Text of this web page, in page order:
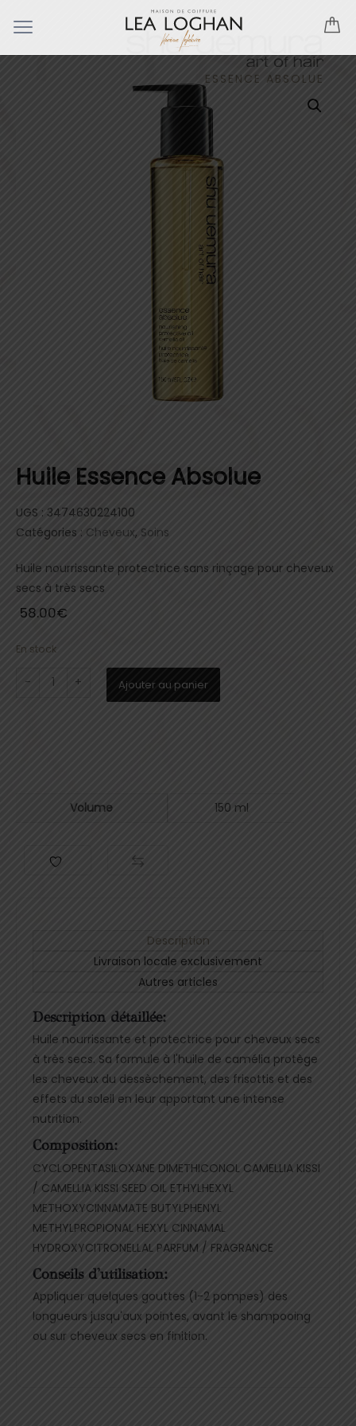
Huile Essence Absolue
UGS : 3474630224100
Catégories : Cheveux, Soins
ESSENCE ABSOLUE
Huile nourrissante protectrice sans rinçage pour cheveux
secs à très secs
58.00€
En stock
Ajouter au panier
Volume 150 ml
Description
Livraison locale exclusivement
Autres articles
Description détaillée:
Huile nourrissante et protectrice pour cheveux secs
à très secs. Sa formule à l'huile de camélia protège
les cheveux du dessèchement, des frisottis et des
effets du soleil en leur apportant une intense
nutrition.
Composition:
CYCLOPENTASILOXANE DIMETHICONOL CAMELLIA KISSI
/ CAMELLIA KISSI SEED OIL ETHYLHEXYL
METHOXYCINNAMATE BUTYLPHENYL
METHYLPROPIONAL HEXYL CINNAMAL
HYDROXYCITRONELLAL PARFUM / FRAGRANCE
Conseils d'utilisation:
Appliquer quelques gouttes (1-2 pompes) des
longueurs jusqu'aux pointes, avant le shampooing
ou sur cheveux secs en finition.